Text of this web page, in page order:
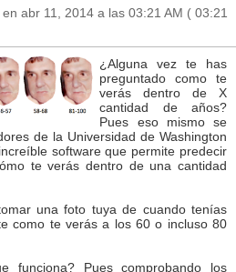
en abr 11, 2014 a las 03:21 AM ( 03:21
¿Alguna vez te has
preguntado como te
verás dentro de X
cantidad de años?
Pues eso mismo se
de la Universidad de Washington
software que permite predecir
te verás dentro de una cantidad
una foto tuya de cuando tenías
como te verás a los 60 o incluso 80
funciona? Pues comprobando los